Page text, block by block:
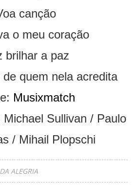
canção
o meu coração
brilhar a paz
quem nela acredita
Musixmatch
Sullivan / Paulo
/ Mihail Plopschi
ALEGRIA